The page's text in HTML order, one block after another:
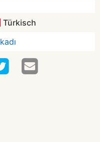
Türkisch
kadı